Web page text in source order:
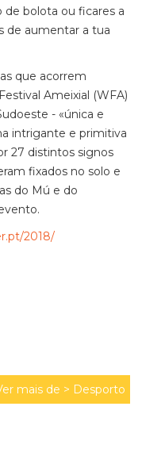
de bolota ou ficares a
de aumentar a tua
que acorrem
Ameixial (WFA)
- «única e
intrigante e primitiva
27 distintos signos
fixados no solo e
do Mú e do
2018/
mais de > Desporto